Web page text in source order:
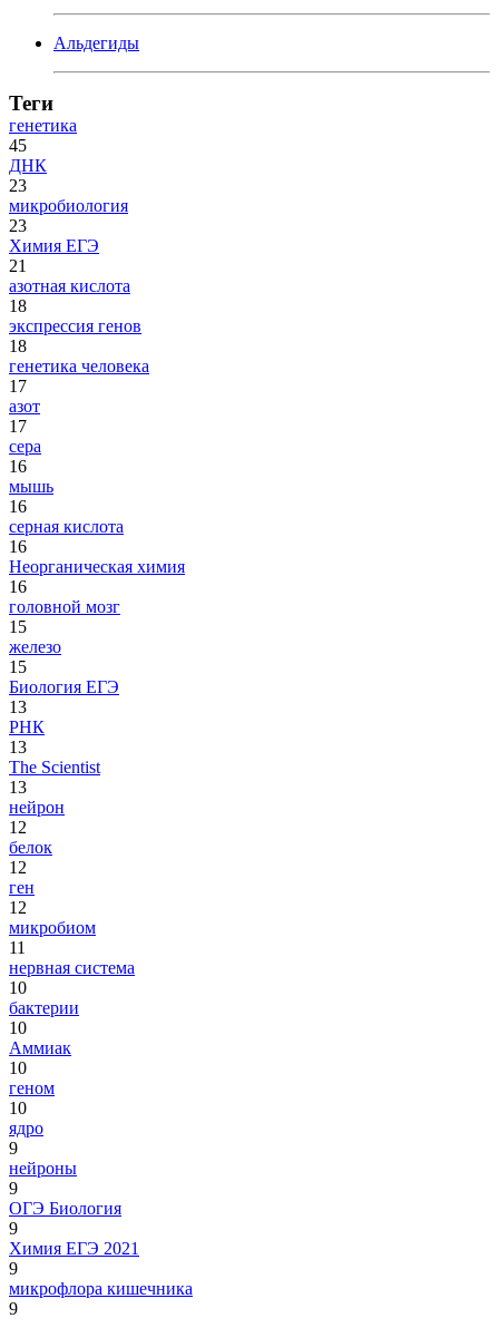
Альдегиды
Теги
генетика
45
ДНК
23
микробиология
23
Химия ЕГЭ
21
азотная кислота
18
экспрессия генов
18
генетика человека
17
азот
17
сера
16
мышь
16
серная кислота
16
Неорганическая химия
16
головной мозг
15
железо
15
Биология ЕГЭ
13
РНК
13
The Scientist
13
нейрон
12
белок
12
ген
12
микробиом
11
нервная система
10
бактерии
10
Аммиак
10
геном
10
ядро
9
нейроны
9
ОГЭ Биология
9
Химия ЕГЭ 2021
9
микрофлора кишечника
9